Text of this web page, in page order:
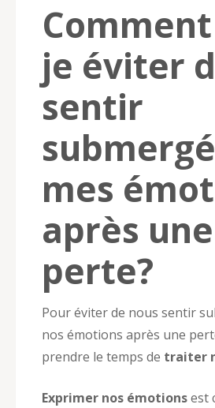
je éviter
sentir
mes
après une
perte?
Pour éviter de nous sentir
nos émotions après une
prendre le temps de traiter
Exprimer nos émotionsest